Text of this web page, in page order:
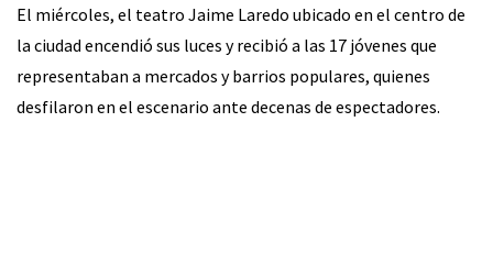
El miércoles, el teatro Jaime Laredo ubicado en el centro de
la ciudad encendió sus luces y recibió a las 17 jóvenes que
representaban a mercados y barrios populares, quienes
desfilaron en el escenario ante decenas de espectadores.